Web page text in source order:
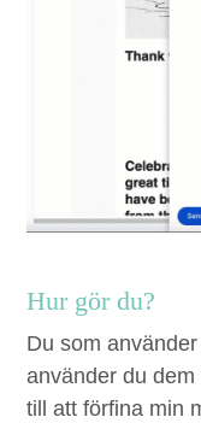
Hur gör du?
Du som
använ­der du
till att för­fi­na min